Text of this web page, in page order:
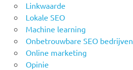
Linkwaarde
Lokale SEO
Machine learning
Onbetrouwbare SEO bedrijven
Online marketing
Opinie